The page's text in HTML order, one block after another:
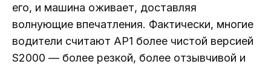
его, и машина оживает, доставляя
волнующие впечатления. Фактически, многие
водители считают AP1 более чистой версией
S2000 — более резкой, более отзывчивой и